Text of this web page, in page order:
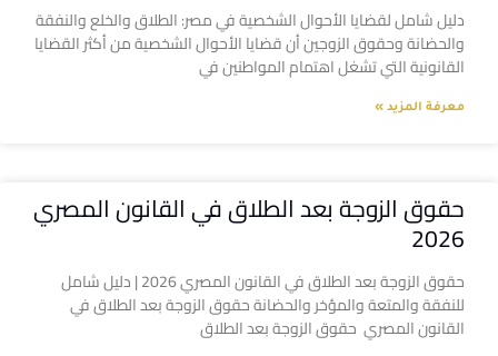
دليل شامل لقضايا الأحوال الشخصية في مصر: الطلاق والخلع والنفقة
والحضانة وحقوق الزوجين أن قضايا الأحوال الشخصية من أكثر القضايا
القانونية التي تشغل اهتمام المواطنين في
معرفة المزيد »
حقوق الزوجة بعد الطلاق في القانون المصري
2026
حقوق الزوجة بعد الطلاق في القانون المصري 2026 | دليل شامل
للنفقة والمتعة والمؤخر والحضانة حقوق الزوجة بعد الطلاق في
القانون المصري حقوق الزوجة بعد الطلاق